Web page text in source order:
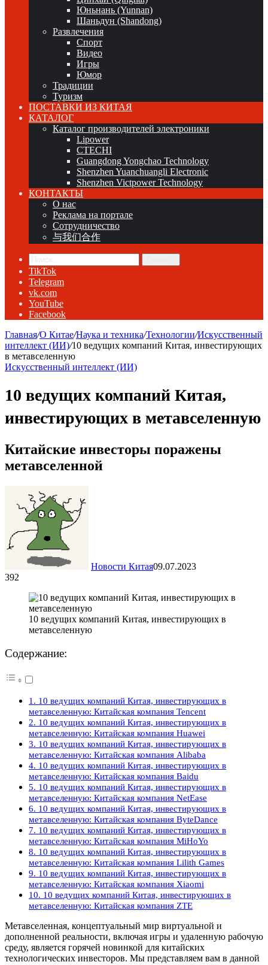
Юньнань (Yunnan)
Шаньдун (Shandong)
Развлечения
Спорт
Видео
Игры
Юмор
Традиции
Туризм
ПОСТАВКИ ИЗ КИТАЯ
КАТАЛОГ
Каталог производителей электроники
Lipower
CTECHI
Guangdong Yongchao Technology
Shenzhen Yuanchuangli Electronic
Shenzhen Victpower Technology
КОНТАКТЫ
О нас
Реклама на портале
Сотрудничество
与我们合作
TikTok
Telegram
vk.com
YouTube
Facebook
Главная/О Китае/Наука и техника/Технологии/Искусственный
интеллект (ИИ)/10 ведущих компаний Китая, инвестирующих
в метавселенную
Искусственный интеллект (ИИ)
10 ведущих компаний Китая,
инвестирующих в метавселенную
Китайские инвесторы поражены
метавселенной
Новости Китая09.07.2023
392
10 ведущих компаний Китая, инвестирующих в
метавселенную
Содержание:
1. 10 ведущих компаний Китая, инвестирующих в
метавселенную: Китайская компания Tencent
2. 10 ведущих компаний Китая, инвестирующих в
метавселенную: Китайская компания Huawei
3. 10 ведущих компаний Китая, инвестирующих в
метавселенную: Китайская компания Alibaba
4. 10 ведущих компаний Китая, инвестирующих в
метавселенную: Китайская компания Baidu
5. 10 ведущих компаний Китая, инвестирующих в
метавселенную: Китайская компания NetEase
6. 10 ведущих компаний Китая, инвестирующих в
метавселенную: Китайская компания ByteDance
7. 10 ведущих компаний Китая, инвестирующих в
метавселенную: Китайская компания MiHoYo
8. 10 ведущих компаний Китая, инвестирующих в
метавселенную: Китайская компания Lilith Games
9. 10 ведущих компаний Китая, инвестирующих в
метавселенную: Китайская компания Xiaomi
10. 10 ведущих компаний Китая, инвестирующих в
метавселенную: Китайская компания ZTE
Метавселенная, концептуальный мир виртуальной и
дополненной реальности, включая игры и удаленную рабочую
среду, является горячей новинкой для китайских
технологических инвесторов. Мы представляем вам в данной